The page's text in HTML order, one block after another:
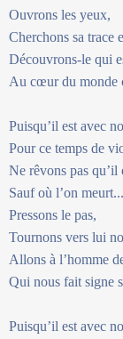
Ouvrons les yeux,
Cherchons sa trace
Découvrons-le qui
Au cœur du monde
Puisqu’il est avec
Pour ce temps de
Ne rêvons pas qu’il
Sauf où l’on meurt...
Pressons le pas,
Tournons vers lui
Allons à l’homme
Qui nous fait signe
Puisqu’il est avec